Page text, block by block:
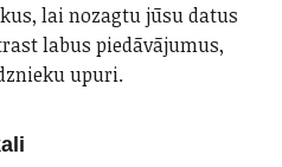
lai nozagtu jūsu datus
labus piedāvājumus,
upuri.